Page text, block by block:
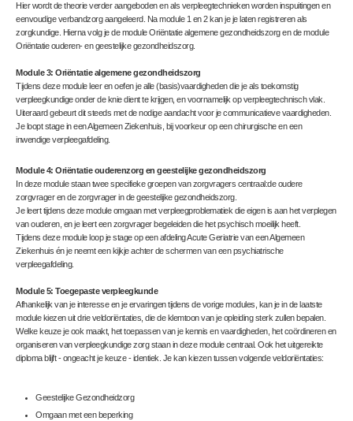
Hier wordt de theorie verder aangeboden en als verpleegtechnieken worden inspuitingen en
eenvoudige verbandzorg aangeleerd. Na module 1 en 2 kan je je laten registreren als
zorgkundige. Hierna volg je de module Oriëntatie algemene gezondheidszorg en de module
Oriëntatie ouderen- en geestelijke gezondheidszorg.
Module 3: Oriëntatie algemene gezondheidszorg
Tijdens deze module leer en oefen je alle (basis)vaardigheden die je als toekomstig
verpleegkundige onder de knie dient te krijgen, en voornamelijk op verpleegtechnisch vlak.
Uiteraard gebeurt dit steeds met de nodige aandacht voor je communicatieve vaardigheden.
Je loopt stage in een Algemeen Ziekenhuis, bij voorkeur op een chirurgische en een
inwendige verpleegafdeling.
Module 4: Oriëntatie ouderenzorg en geestelijke gezondheidszorg
In deze module staan twee specifieke groepen van zorgvragers centraal:de oudere
zorgvrager en de zorgvrager in de geestelijke gezondheidszorg.
Je leert tijdens deze module omgaan met verpleegproblematiek die eigen is aan het verplegen
van ouderen, en je leert een zorgvrager begeleiden die het psychisch moeilijk heeft.
Tijdens deze module loop je stage op een afdeling Acute Geriatrie van een Algemeen
Ziekenhuis én je neemt een kijkje achter de schermen van een psychiatrische
verpleegafdeling.
Module 5: Toegepaste verpleegkunde
Afhankelijk van je interesse en je ervaringen tijdens de vorige modules, kan je in de laatste
module kiezen uit drie veldoriëntaties, die de klemtoon van je opleiding sterk zullen bepalen.
Welke keuze je ook maakt, het toepassen van je kennis en vaardigheden, het coördineren en
organiseren van verpleegkundige zorg staan in deze module centraal. Ook het uitgereikte
diploma blijft - ongeacht je keuze - identiek. Je kan kiezen tussen volgende veldoriëntaties:
Geestelijke Gezondheidzorg
Omgaan met een beperking